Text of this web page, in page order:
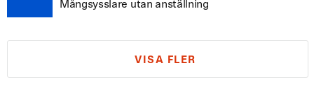
Mångsysslare utan anställning
VISA FLER